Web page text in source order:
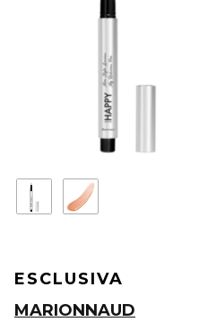
ESCLUSIVA
MARIONNAUD